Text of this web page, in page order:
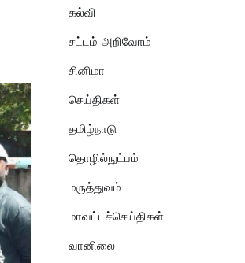
கல்வி
சட்டம் அறிவோம்
சினிமா
செய்திகள்
தமிழ்நாடு
தொழில்நுட்பம்
மருத்துவம்
மாவட்டச்செய்திகள்
வானிலை